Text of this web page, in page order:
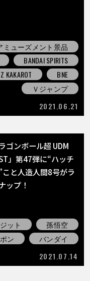
ミューズメント景品
BANDAI SPIRITS
BNE
Ｖジャンプ
2021.06.21
ゴンボール超 UDM
」第47弾に“ハッチ
こと人造人間8号がラ
ップ！
ット
孫悟空
ン
バンダイ
2021.07.14